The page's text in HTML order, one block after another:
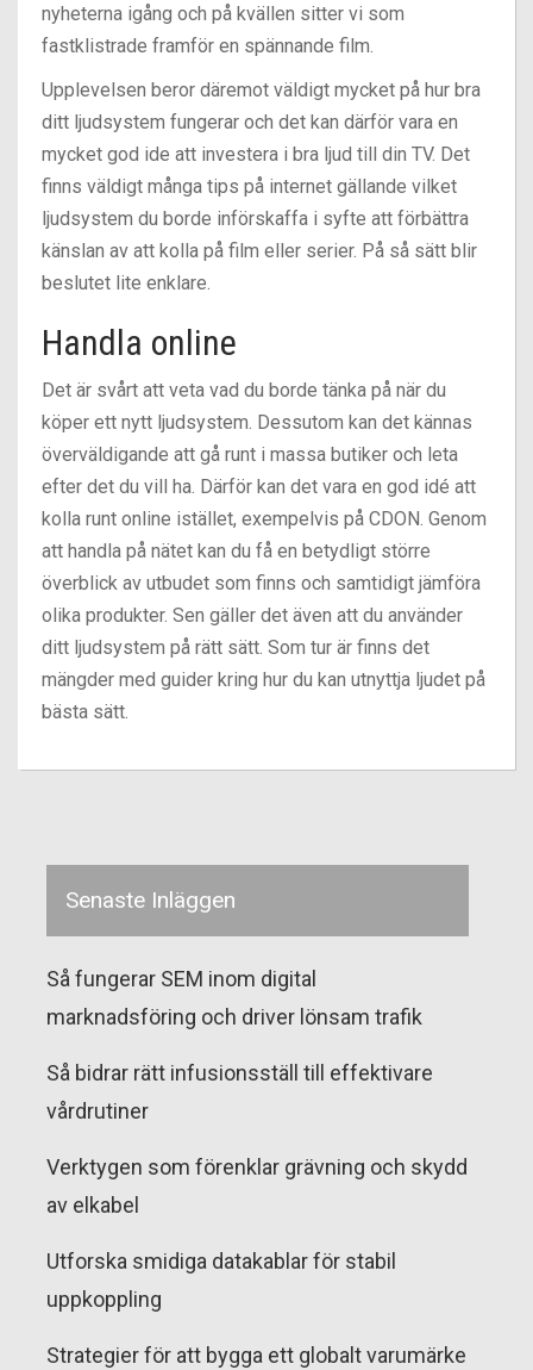
nyheterna igång och på kvällen sitter vi som
fastklistrade framför en spännande film.
Upplevelsen beror däremot väldigt mycket på hur bra
ditt ljudsystem fungerar och det kan därför vara en
mycket god ide att investera i bra ljud till din TV. Det
finns väldigt många tips på internet gällande vilket
ljudsystem du borde införskaffa i syfte att förbättra
känslan av att kolla på film eller serier. På så sätt blir
beslutet lite enklare.
Handla online
Det är svårt att veta vad du borde tänka på när du
köper ett nytt ljudsystem. Dessutom kan det kännas
överväldigande att gå runt i massa butiker och leta
efter det du vill ha. Därför kan det vara en god idé att
kolla runt online istället, exempelvis på CDON. Genom
att handla på nätet kan du få en betydligt större
överblick av utbudet som finns och samtidigt jämföra
olika produkter. Sen gäller det även att du använder
ditt ljudsystem på rätt sätt. Som tur är finns det
mängder med guider kring hur du kan utnyttja ljudet på
bästa sätt.
Senaste Inläggen
Så fungerar SEM inom digital
marknadsföring och driver lönsam trafik
Så bidrar rätt infusionsställ till effektivare
vårdrutiner
Verktygen som förenklar grävning och skydd
av elkabel
Utforska smidiga datakablar för stabil
uppkoppling
Strategier för att bygga ett globalt varumärke